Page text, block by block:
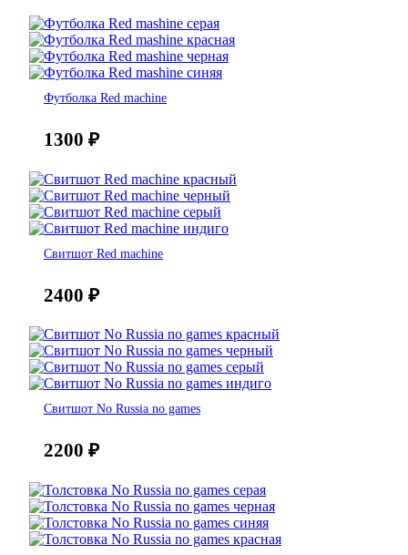
Футболка Red machine
1300 ₽
Свитшот Red machine
2400 ₽
Свитшот No Russia no games
2200 ₽